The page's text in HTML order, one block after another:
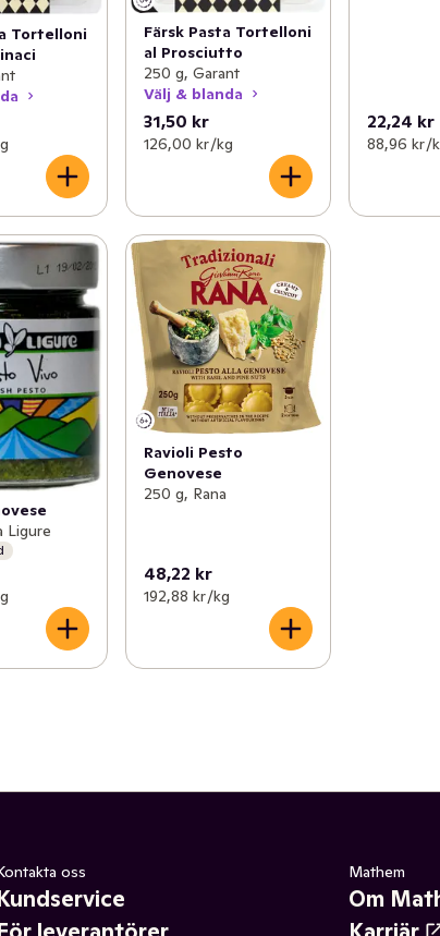
Tortelloni
Färsk Pasta Tortelloni
al Prosciutto
250 g, Garant
Välj & blanda
31,50 kr
126,00 kr /kg
22,24 kr
88,96 kr /
Ligure
Ravioli Pesto
Genovese
250 g, Rana
48,22 kr
192,88 kr /kg
oss Mathem
Om